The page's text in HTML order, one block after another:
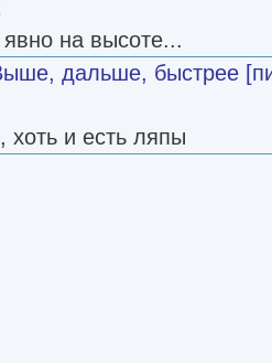
на высоте...
дальше, быстрее
хоть и есть ляпы